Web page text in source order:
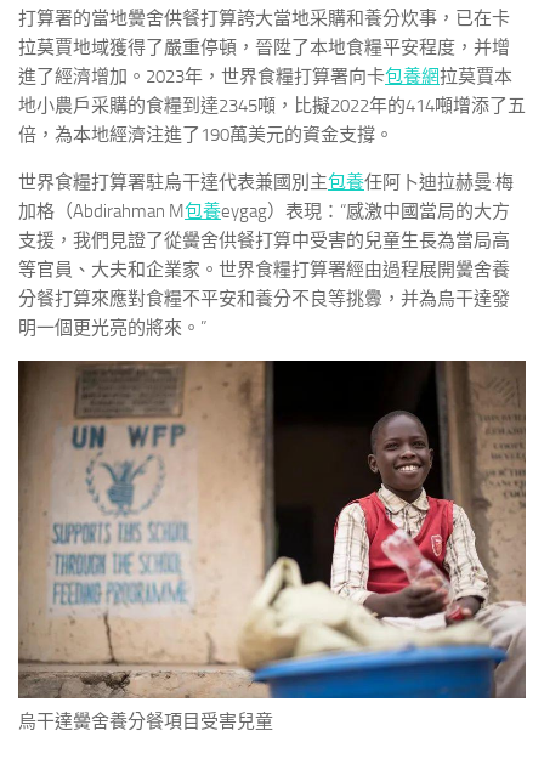
打算署的當地黌舍供餐打算誇大當地采購和養分炊事，已在卡
拉莫賈地域獲得了嚴重停頓，晉陞了本地食糧平安程度，并增
進了經濟增加。2023年，世界食糧打算署向卡包養網拉莫賈本
地小農戶采購的食糧到達2345噸，比擬2022年的414噸增添了五
倍，為本地經濟注進了190萬美元的資金支撐。
世界食糧打算署駐烏干達代表兼國別主包養任阿卜迪拉赫曼·梅
加格（Abdirahman M包養eygag）表現：“感激中國當局的大方
支援，我們見證了從黌舍供餐打算中受害的兒童生長為當局高
等官員、大夫和企業家。世界食糧打算署經由過程展開黌舍養
分餐打算來應對食糧不平安和養分不良等挑釁，并為烏干達發
明一個更光亮的將來。”
烏干達黌舍養分餐項目受害兒童